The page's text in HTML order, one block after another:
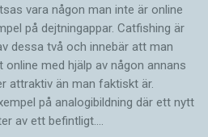
vara någon man inte är online
på dejtningappar. Catfishing är
dessa två och innebär att man
med hjälp av någon annans
attraktiv än man faktiskt är.
på analogibildning där ett nytt
av ett befintligt.…